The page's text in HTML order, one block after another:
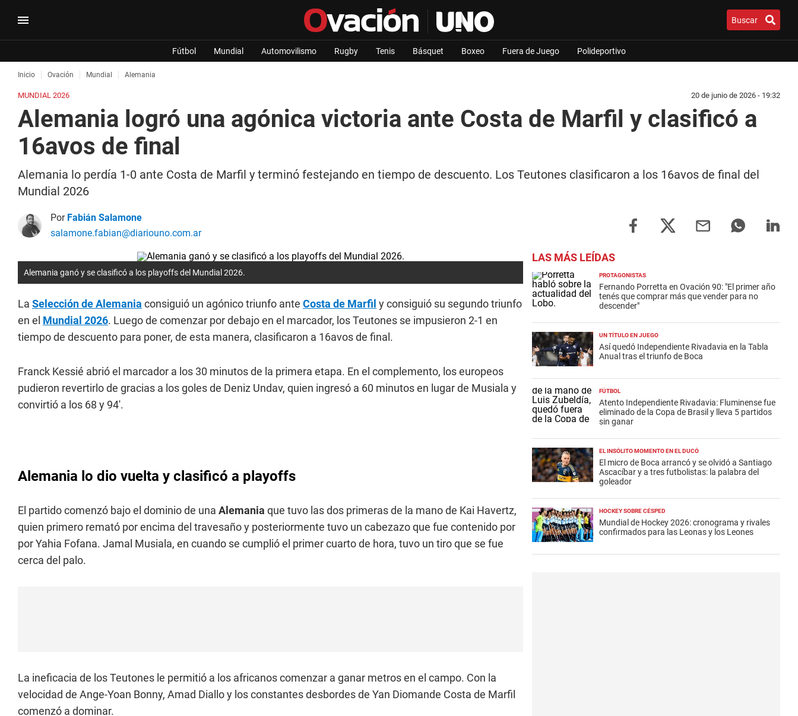
Buscar
Fútbol Mundial Automovilismo Rugby Tenis Básquet Boxeo Fuera de Juego Polideportivo
Inicio Ovación Mundial Alemania
MUNDIAL 2026 20 de junio de 2026 - 19:32
Alemania logró una agónica victoria ante Costa de Marfil y clasificó a
16avos de final
Alemania lo perdía 1-0 ante Costa de Marfil y terminó festejando en tiempo de descuento. Los Teutones clasificaron a los 16avos de final del
Mundial 2026
Por Fabián Salamone
salamone.fabian@diariouno.com.ar
Alemania ganó y se clasificó a los playoffs del Mundial 2026.
La Selección de Alemania consiguió un agónico triunfo ante Costa de Marfil y consiguió su segundo triunfo
en el Mundial 2026. Luego de comenzar por debajo en el marcador, los Teutones se impusieron 2-1 en
tiempo de descuento para poner, de esta manera, clasificaron a 16avos de final.
Franck Kessié abrió el marcador a los 30 minutos de la primera etapa. En el complemento, los europeos
pudieron revertirlo de gracias a los goles de Deniz Undav, quien ingresó a 60 minutos en lugar de Musiala y
convirtió a los 68 y 94'.
Alemania lo dio vuelta y clasificó a playoffs
El partido comenzó bajo el dominio de una Alemania que tuvo las dos primeras de la mano de Kai Havertz,
quien primero remató por encima del travesaño y posteriormente tuvo un cabezazo que fue contenido por
por Yahia Fofana. Jamal Musiala, en cuando se cumplió el primer cuarto de hora, tuvo un tiro que se fue
cerca del palo.
La ineficacia de los Teutones le permitió a los africanos comenzar a ganar metros en el campo. Con la
velocidad de Ange-Yoan Bonny, Amad Diallo y los constantes desbordes de Yan Diomande Costa de Marfil
comenzó a dominar.
LAS MÁS LEÍDAS
PROTAGONISTAS
Fernando Porretta en Ovación 90: "El primer año
tenés que comprar más que vender para no
descender"
UN TÍTULO EN JUEGO
Así quedó Independiente Rivadavia en la Tabla
Anual tras el triunfo de Boca
FÚTBOL
Atento Independiente Rivadavia: Fluminense fue
eliminado de la Copa de Brasil y lleva 5 partidos
sin ganar
EL INSÓLITO MOMENTO EN EL DUCÓ
El micro de Boca arrancó y se olvidó a Santiago
Ascacíbar y a tres futbolistas: la palabra del
goleador
HOCKEY SOBRE CÉSPED
Mundial de Hockey 2026: cronograma y rivales
confirmados para las Leonas y los Leones